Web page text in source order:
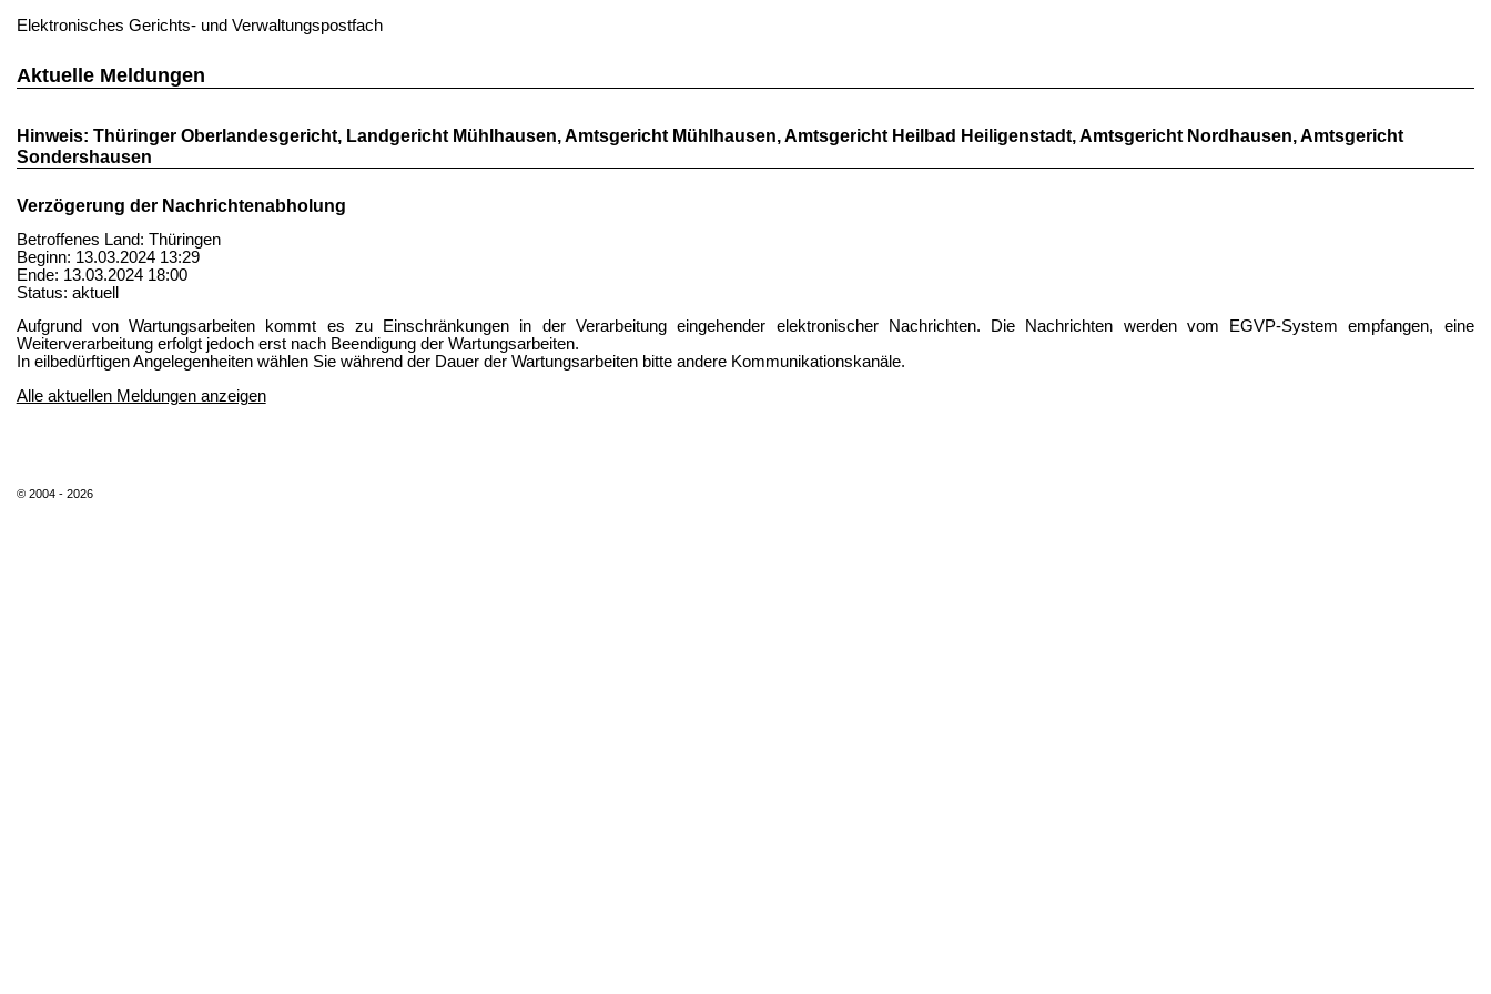
Elektronisches Gerichts- und Verwaltungspostfach
Aktuelle Meldungen
Hinweis: Thüringer Oberlandesgericht, Landgericht Mühlhausen, Amtsgericht Mühlhausen, Amtsgericht Heilbad Heiligenstadt, Amtsgericht Nordhausen, Amtsgericht
Sondershausen
Verzögerung der Nachrichtenabholung
Betroffenes Land: Thüringen
Beginn: 13.03.2024 13:29
Ende: 13.03.2024 18:00
Status: aktuell
Aufgrund von Wartungsarbeiten kommt es zu Einschränkungen in der Verarbeitung eingehender elektronischer Nachrichten. Die Nachrichten werden vom EGVP-System empfangen, eine
Weiterverarbeitung erfolgt jedoch erst nach Beendigung der Wartungsarbeiten.
In eilbedürftigen Angelegenheiten wählen Sie während der Dauer der Wartungsarbeiten bitte andere Kommunikationskanäle.
Alle aktuellen Meldungen anzeigen
© 2004 - 2026